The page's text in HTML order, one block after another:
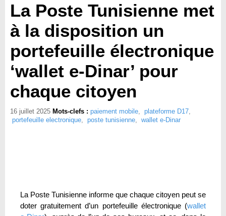
La Poste Tunisienne met
à la disposition un
portefeuille électronique
‘wallet e-Dinar’ pour
chaque citoyen
16 juillet 2025 Mots-clefs : paiement mobile, plateforme D17,
portefeuille electronique, poste tunisienne, wallet e-Dinar
La Poste Tunisienne informe que chaque citoyen peut se
doter gratuitement d’un portefeuille électronique (wallet